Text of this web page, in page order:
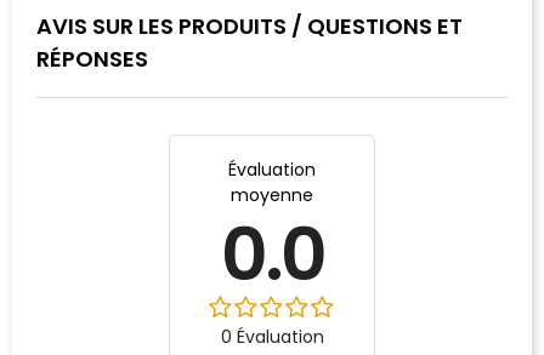
AVIS SUR LES PRODUITS / QUESTIONS ET
RÉPONSES
Évaluation
moyenne
0.0
0 Évaluation